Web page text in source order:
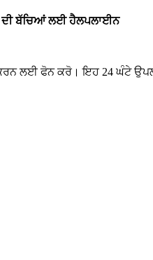
ਦੀ ਬੱਚਿਆਂ ਲਈ ਹੈਲਪਲਾਈਨ
ਕਰਨ ਲਈ ਫੋਨ ਕਰੋ। ਇਹ 24 ਘੰਟੇ